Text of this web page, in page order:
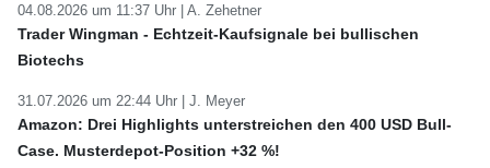
04.08.2026 um 11:37 Uhr | A. Zehetner
Trader Wingman - Echtzeit-Kaufsignale bei bullischen
Biotechs
31.07.2026 um 22:44 Uhr | J. Meyer
Amazon: Drei Highlights unterstreichen den 400 USD Bull-
Case. Musterdepot-Position +32 %!